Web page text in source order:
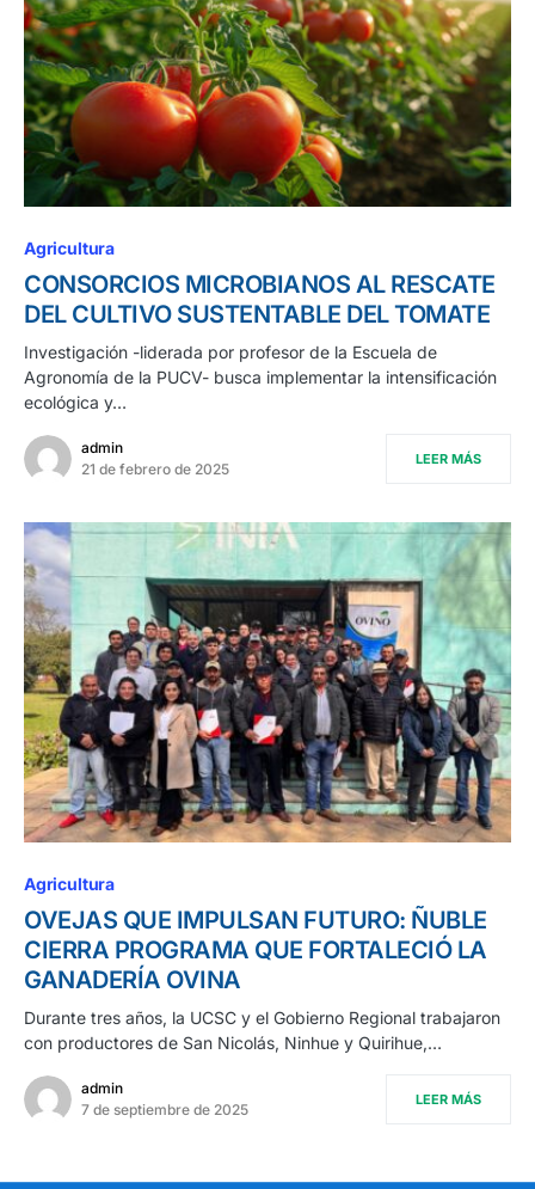
Agricultura
CONSORCIOS MICROBIANOS AL RESCATE
DEL CULTIVO SUSTENTABLE DEL TOMATE
Investigación -liderada por profesor de la Escuela de
Agronomía de la PUCV- busca implementar la intensificación
ecológica y…
admin
21 de febrero de 2025
LEER MÁS
Agricultura
OVEJAS QUE IMPULSAN FUTURO: ÑUBLE
CIERRA PROGRAMA QUE FORTALECIÓ LA
GANADERÍA OVINA
Durante tres años, la UCSC y el Gobierno Regional trabajaron
con productores de San Nicolás, Ninhue y Quirihue,…
admin
7 de septiembre de 2025
LEER MÁS